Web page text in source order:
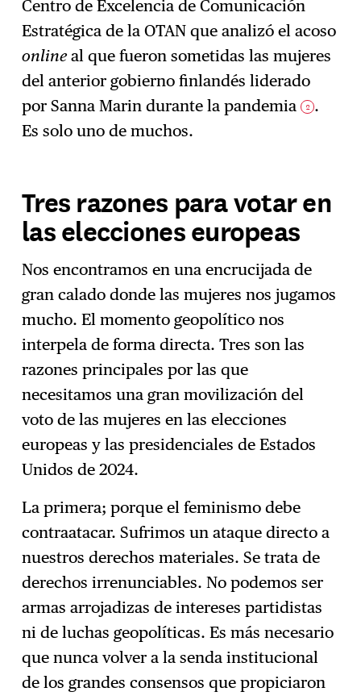
Centro de Excelencia de Comunicación
Estratégica de la OTAN que analizó el acoso
onlineal que fueron sometidas las mujeres
del anterior gobierno finlandés liderado
por Sanna Marin durante la pandemia 2 .
Es solo uno de muchos.
Tres razones para votar en
las elecciones europeas
Nos encontramos en una encrucijada de
gran calado donde las mujeres nos jugamos
mucho. El momento geopolítico nos
interpela de forma directa. Tres son las
razones principales por las que
necesitamos una gran movilización del
voto de las mujeres en las elecciones
europeas y las presidenciales de Estados
Unidos de 2024.
La primera; porque el feminismo debe
contraatacar. Sufrimos un ataque directo a
nuestros derechos materiales. Se trata de
derechos irrenunciables. No podemos ser
armas arrojadizas de intereses partidistas
ni de luchas geopolíticas. Es más necesario
que nunca volver a la senda institucional
de los grandes consensos que propiciaron